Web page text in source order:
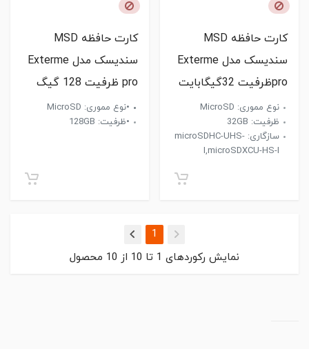
کارت حافظه MSD
سندیسک مدل Exterme
proظرفیت 32گیگابایت
نوع مموری: MicroSD
ظرفیت: 32GB
سازگاری: microSDHC-UHS-
I,microSDXCU-HS-I
کارت حافظه MSD
سندیسک مدل Exterme
pro ظرفیت 128 گیگ
•نوع مموری: MicroSD
•ظرفیت: 128GB
1
نمایش رکوردهای 1 تا 10 از 10 محصول